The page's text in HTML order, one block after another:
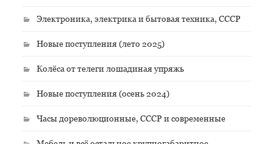
Электроника, электрика и бытовая техника, СССР
Новые поступления (лето 2025)
Колёса от телеги лошадиная упряжь
Новые поступления (осень 2024)
Часы дореволюционные, СССР и современные